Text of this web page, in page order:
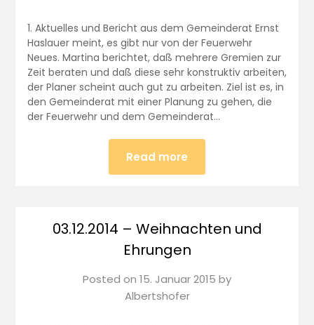
1. Aktuelles und Bericht aus dem Gemeinderat Ernst
Haslauer meint, es gibt nur von der Feuerwehr
Neues. Martina berichtet, daß mehrere Gremien zur
Zeit beraten und daß diese sehr konstruktiv arbeiten,
der Planer scheint auch gut zu arbeiten. Ziel ist es, in
den Gemeinderat mit einer Planung zu gehen, die
der Feuerwehr und dem Gemeinderat…
Read more
03.12.2014 – Weihnachten und
Ehrungen
Posted on 15. Januar 2015 by
Albertshofer